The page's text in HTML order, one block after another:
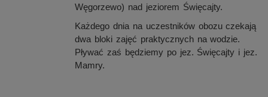
Węgorzewo) nad jeziorem Święcajty.
Każdego dnia na uczestników obozu czekają
dwa bloki zajęć praktycznych na wodzie.
Pływać zaś będziemy po jez. Święcajty i jez.
Mamry.